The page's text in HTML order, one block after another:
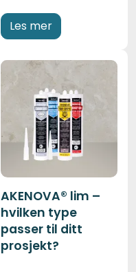
Les mer
AKENOVA® lim –
hvilken type
passer til ditt
prosjekt?